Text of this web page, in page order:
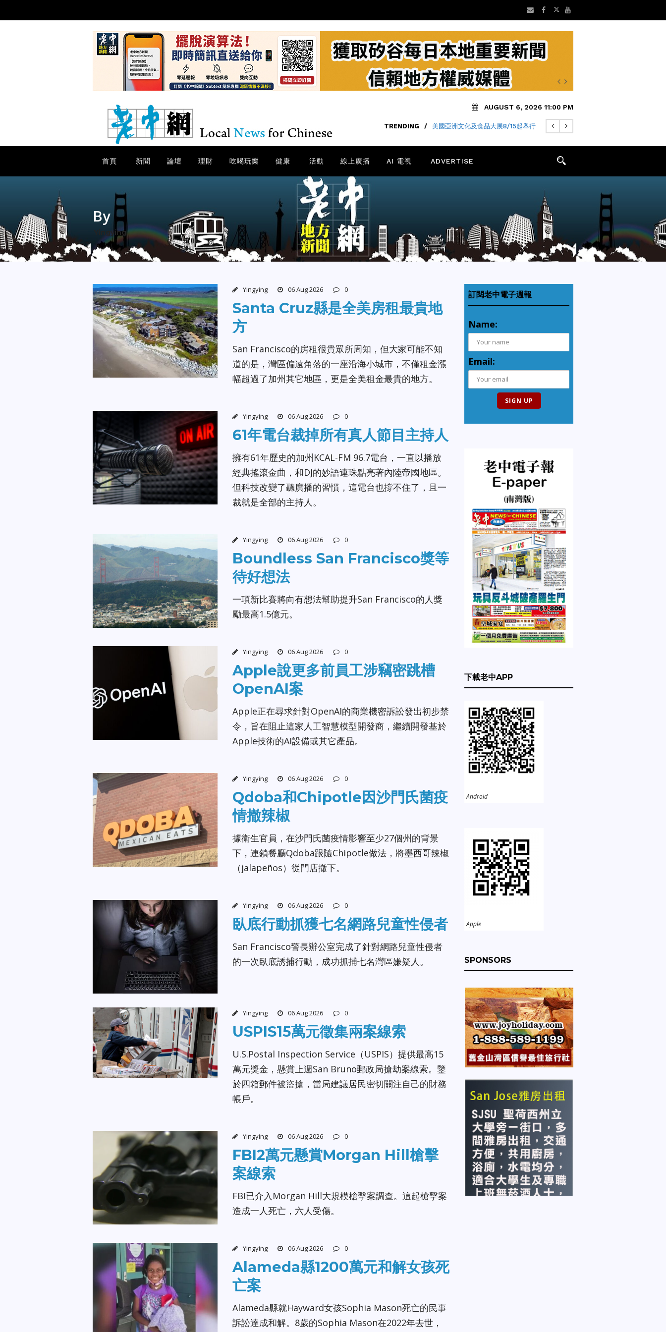
AUGUST 6, 2026 11:00 PM
TRENDING / 美國亞洲文化及食品大展8/15起舉行
首頁 新聞 論壇 理財 吃喝玩樂 健康 活動 線上廣播 AI 電視 ADVERTISE
By
Yingying
Yingying 06 Aug 2026 0
Santa Cruz縣是全美房租最貴地
方
San Francisco的房租很貴眾所周知，但大家可能不知
道的是，灣區偏遠角落的一座沿海小城市，不僅租金漲
幅超過了加州其它地區，更是全美租金最貴的地方。
Yingying 06 Aug 2026 0
61年電台裁掉所有真人節目主持人
擁有61年歷史的加州KCAL-FM 96.7電台，一直以播放
經典搖滾金曲，和DJ的妙語連珠點亮著內陸帝國地區。
但科技改變了聽廣播的習慣，這電台也撐不住了，且一
裁就是全部的主持人。
Yingying 06 Aug 2026 0
Boundless San Francisco獎等
待好想法
一項新比賽將向有想法幫助提升San Francisco的人獎
勵最高1.5億元。
Yingying 06 Aug 2026 0
Apple說更多前員工涉竊密跳槽
OpenAI案
Apple正在尋求針對OpenAI的商業機密訴訟發出初步禁
令，旨在阻止這家人工智慧模型開發商，繼續開發基於
Apple技術的AI設備或其它產品。
Yingying 06 Aug 2026 0
Qdoba和Chipotle因沙門氏菌疫
情撤辣椒
據衛生官員，在沙門氏菌疫情影響至少27個州的背景
下，連鎖餐廳Qdoba跟隨Chipotle做法，將墨西哥辣椒
（jalapeños）從門店撤下。
Yingying 06 Aug 2026 0
臥底行動抓獲七名網路兒童性侵者
San Francisco警長辦公室完成了針對網路兒童性侵者
的一次臥底誘捕行動，成功抓捕七名灣區嫌疑人。
Yingying 06 Aug 2026 0
USPIS15萬元徵集兩案線索
U.S.Postal Inspection Service（USPIS）提供最高15
萬元獎金，懸賞上週San Bruno郵政局搶劫案線索。鑒
於四箱郵件被盜搶，當局建議居民密切關注自己的財務
帳戶。
Yingying 06 Aug 2026 0
FBI2萬元懸賞Morgan Hill槍擊
案線索
FBI已介入Morgan Hill大規模槍擊案調查。這起槍擊案
造成一人死亡，六人受傷。
Yingying 06 Aug 2026 0
Alameda縣1200萬元和解女孩死
亡案
Alameda縣就Hayward女孩Sophia Mason死亡的民事
訴訟達成和解。8歲的Sophia Mason在2022年去世，
訂閱老中電子週報
Name:
Email:
下載老中APP
Android
Apple
SPONSORS